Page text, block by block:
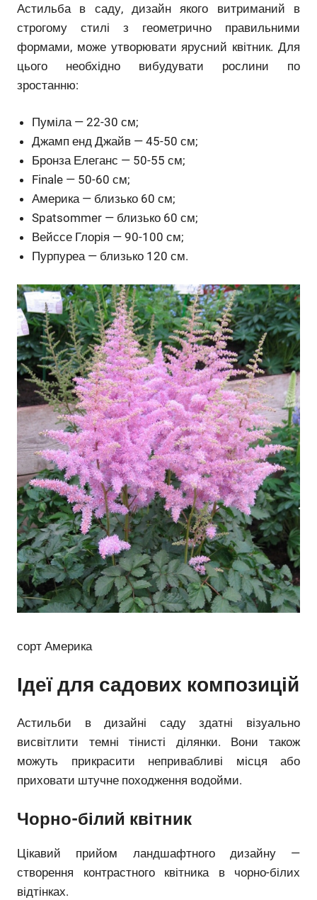
Астильба в саду, дизайн якого витриманий в
строгому стилі з геометрично правильними
формами, може утворювати ярусний квітник. Для
цього необхідно вибудувати рослини по
зростанню:
Пуміла — 22-30 см;
Джамп енд Джайв — 45-50 см;
Бронза Елеганс — 50-55 см;
Finale — 50-60 см;
Америка — близько 60 см;
Spatsommer — близько 60 см;
Вейссе Глорія — 90-100 см;
Пурпуреа — близько 120 см.
сорт Америка
Ідеї ​​для садових композицій
Астильби в дизайні саду здатні візуально
висвітлити темні тінисті ділянки. Вони також
можуть прикрасити непривабливі місця або
приховати штучне походження водойми.
Чорно-білий квітник
Цікавий прийом ландшафтного дизайну —
створення контрастного квітника в чорно-білих
відтінках.